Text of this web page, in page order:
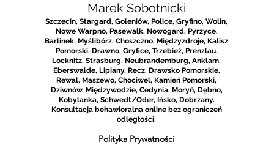
Marek Sobotnicki
Szczecin, Stargard, Goleniów, Police, Gryfino, Wolin,
Nowe Warpno, Pasewalk, Nowogard, Pyrzyce,
Barlinek, Myślibórz, Choszczno, Międzyzdroje, Kalisz
Pomorski, Drawno, Gryfice, Trzebież, Prenzlau,
Locknitz, Strasburg, Neubrandemburg, Anklam,
Eberswalde, Lipiany, Recz, Drawsko Pomorskie,
Rewal, Maszewo, Chociwel, Kamień Pomorski,
Dziwnów, Międzywodzie, Cedynia, Moryń, Dębno,
Kobylanka, Schwedt/Oder, Ińsko, Dobrzany.
Konsultacja behawioralna online bez ograniczeń
odległości.
Polityka Prywatności